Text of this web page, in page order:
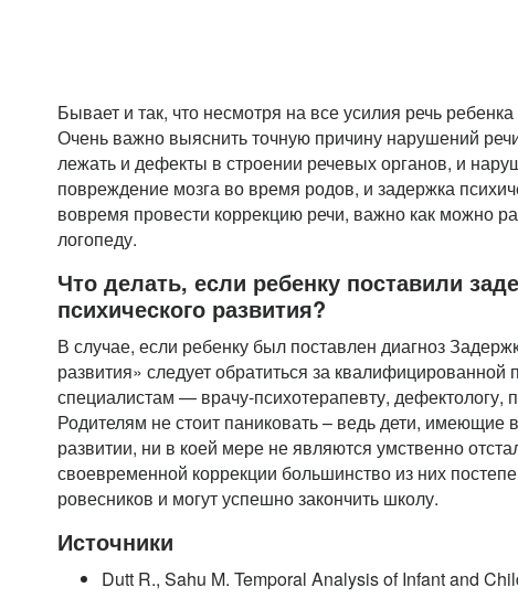
Бывает и так, что несмотря на все усилия речь
Очень важно выяснить точную причину нарушений
лежать и дефекты в строении речевых органов, и
повреждение мозга во время родов, и задержка
вовремя провести коррекцию речи, важно как можно
логопеду.
Что делать, если ребенку поставили
психического развития?
В случае, если ребенку был поставлен диагноз
развития» следует обратиться за
специалистам — врачу-психотерапевту, дефектологу,
Родителям не стоит паниковать – ведь дети, имеющие
развитии, ни в коей мере не являются умственно
своевременной коррекции большинство из них
ровесников и могут успешно закончить школу.
Источники
Dutt R., Sahu M. Temporal Analysis of Infant and